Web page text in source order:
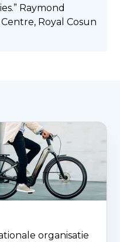
Raymond
Royal Cosun
organisatie